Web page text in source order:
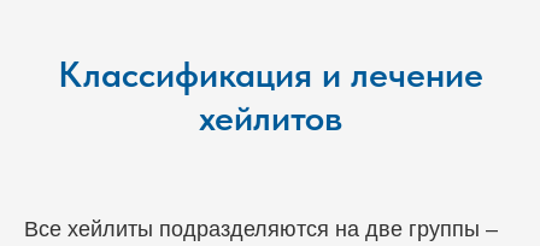
Классификация и лечение
хейлитов
Все хейлиты подразделяются на две группы –